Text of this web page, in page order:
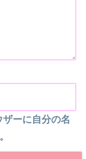
ーに自分の名